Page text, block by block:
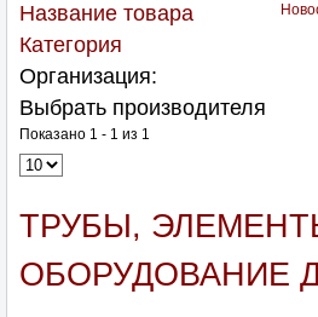
Название товара
Категория
Организация:
Выбрать производителя
Показано 1 - 1 из 1
ТРУБЫ,
ОБОРУДОВАНИЕ